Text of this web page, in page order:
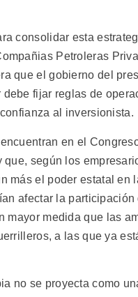
consolidar esta
Petroleras
que el gobierno del
debe fijar reglas de
al inversionista.
en el
que, según los
más el poder estatal en
afectar la participación
mayor medida que las
a las que ya
no se proyecta como